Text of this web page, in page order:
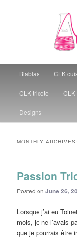
Christal
Skip to primary
Skip to secondary
Blablas CLK
CLK tricote CLK
Designs
MONTHLY
Passion
Posted onJune 26,
Lorsque j’ai eu
mois, je ne l’avais
que je pourrais être